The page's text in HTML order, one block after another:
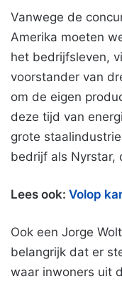
Vanwege de
Amerika moeten
het bedrijfsleven,
voorstander van
om de eigen
deze tijd van
grote
bedrijf als Nyrstar,
Lees ook: Volop
Ook een Jorge
belangrijk dat er
waar inwoners uit